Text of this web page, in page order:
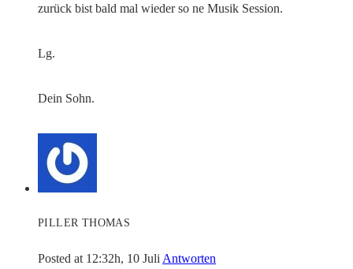
zurück bist bald mal wieder so ne Musik Session.
Lg.
Dein Sohn.
PILLER THOMAS
Posted at 12:32h, 10 Juli Antworten